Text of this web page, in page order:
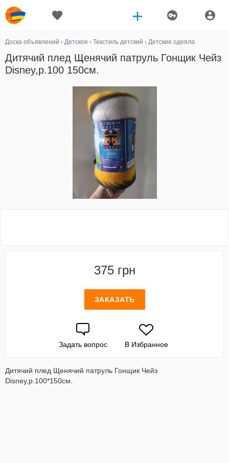
Доска объявлений › Детское › Текстиль детский › Детские одеяла
Дитячий плед Щенячий патруль Гонщик Чейз
Disney,р.100 150см.
375 грн
ЗАКАЗАТЬ
Задать вопрос В Избранное
Дитячий плед Щенячий патруль Гонщик Чейз
Disney,р.100*150см.